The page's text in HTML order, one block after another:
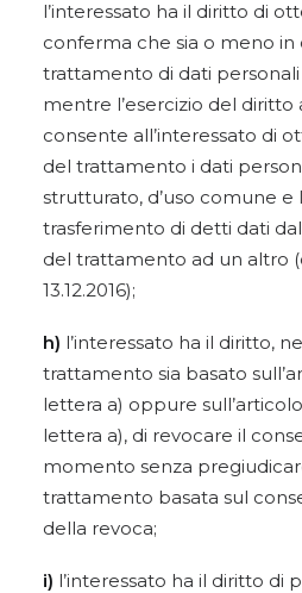
l’interessato ha il diritto di
conferma che sia o meno in
trattamento di dati
mentre l’esercizio del
consente all’interessato di
del trattamento i dati
strutturato, d’uso comune e
trasferimento di detti dati
del trattamento ad un altro
13.12.2016);
h) l’interessato ha il diritto,
trattamento sia basato
lettera a) oppure
lettera a), di revocare il
momento senza
trattamento basata sul
della revoca;
i) l’interessato ha il diritto di